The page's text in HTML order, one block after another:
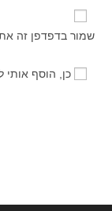
כדי
להגיב
שלך
כדי
כתובת
שלך
שמור בדפדפן זה
כן, הוסף אותי